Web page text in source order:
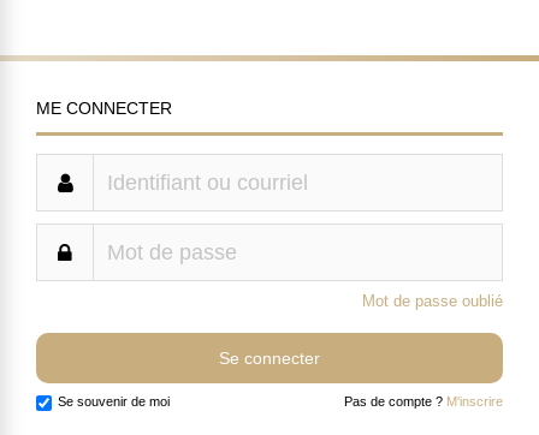
ME CONNECTER
Mot de passe oublié
Se souvenir de moi Pas de compte ? M'inscrire